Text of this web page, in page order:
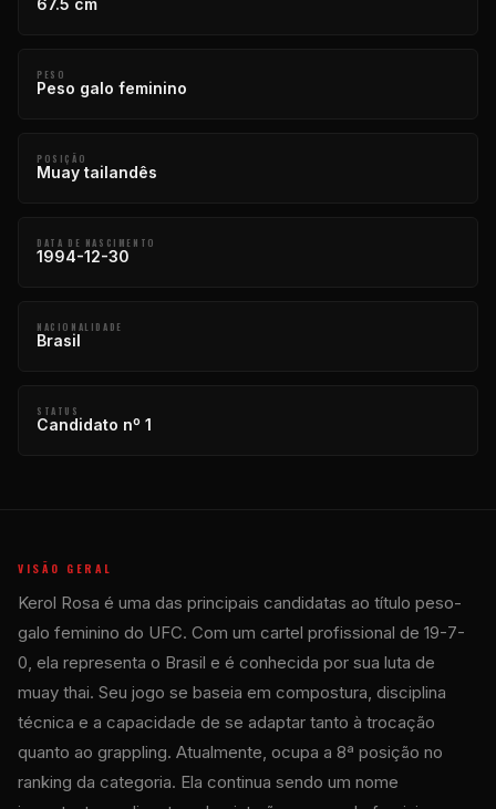
PESO
Peso galo feminino
POSIÇÃO
Muay tailandês
DATA DE NASCIMENTO
1994-12-30
NACIONALIDADE
Brasil
STATUS
Candidato nº 1
VISÃO GERAL
Kerol Rosa é uma das principais candidatas ao título peso-
galo feminino do UFC. Com um cartel profissional de 19-7-
0, ela representa o Brasil e é conhecida por sua luta de
muay thai. Seu jogo se baseia em compostura, disciplina
técnica e a capacidade de se adaptar tanto à trocação
quanto ao grappling. Atualmente, ocupa a 8ª posição no
ranking da categoria. Ela continua sendo um nome